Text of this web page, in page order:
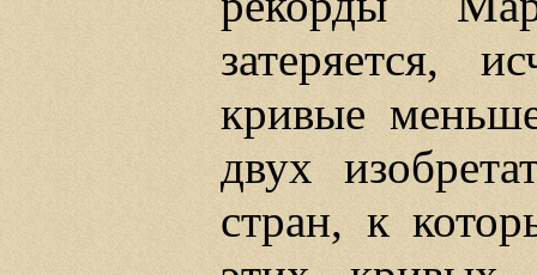
затеряется,
кривые
двух
стран, к